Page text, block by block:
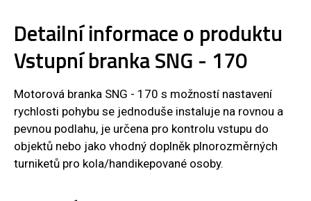
Detailní informace o produktu
Vstupní branka SNG - 170
Motorová branka SNG - 170 s možností nastavení
rychlosti pohybu se jednoduše instaluje na rovnou a
pevnou podlahu, je určena pro kontrolu vstupu do
objektů nebo jako vhodný doplněk plnorozměrných
turniketů pro kola/handikepované osoby.